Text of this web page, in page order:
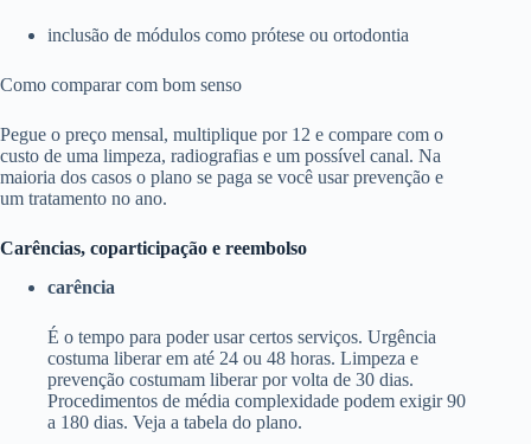
inclusão de módulos como prótese ou ortodontia
Como comparar com bom senso
Pegue o preço mensal, multiplique por 12 e compare com o
custo de uma limpeza, radiografias e um possível canal. Na
maioria dos casos o plano se paga se você usar prevenção e
um tratamento no ano.
Carências, coparticipação e reembolso
carência
É o tempo para poder usar certos serviços. Urgência
costuma liberar em até 24 ou 48 horas. Limpeza e
prevenção costumam liberar por volta de 30 dias.
Procedimentos de média complexidade podem exigir 90
a 180 dias. Veja a tabela do plano.